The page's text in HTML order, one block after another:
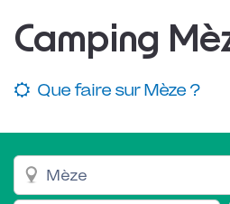
Camping
Que faire sur Mèze ?